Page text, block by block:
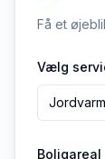
Få et
Vælg
Boligareal